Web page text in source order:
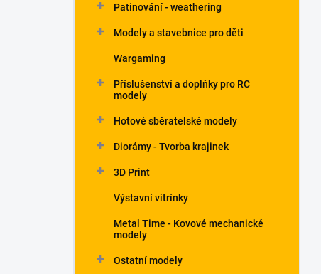
Patinování - weathering
Modely a stavebnice pro děti
Wargaming
Příslušenství a doplňky pro RC
modely
Hotové sběratelské modely
Diorámy - Tvorba krajinek
3D Print
Výstavní vitrínky
Metal Time - Kovové mechanické
modely
Ostatní modely